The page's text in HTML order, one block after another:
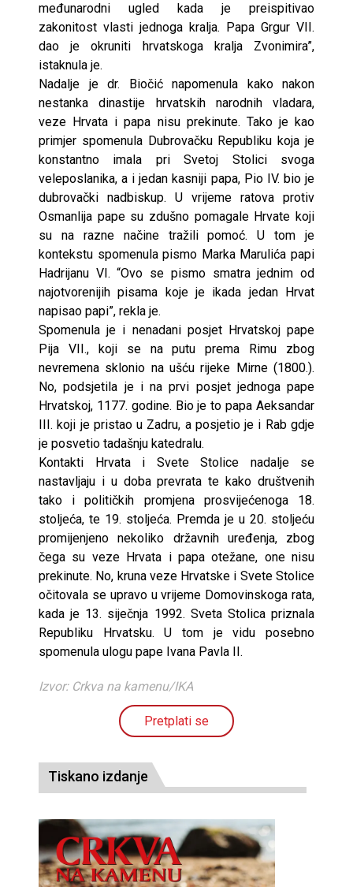
međunarodni ugled kada je preispitivao
zakonitost vlasti jednoga kralja. Papa Grgur VII.
dao je okruniti hrvatskoga kralja Zvonimira”,
istaknula je.
Nadalje je dr. Biočić napomenula kako nakon
nestanka dinastije hrvatskih narodnih vladara,
veze Hrvata i papa nisu prekinute. Tako je kao
primjer spomenula Dubrovačku Republiku koja je
konstantno imala pri Svetoj Stolici svoga
veleposlanika, a i jedan kasniji papa, Pio IV. bio je
dubrovački nadbiskup. U vrijeme ratova protiv
Osmanlija pape su zdušno pomagale Hrvate koji
su na razne načine tražili pomoć. U tom je
kontekstu spomenula pismo Marka Marulića papi
Hadrijanu VI. “Ovo se pismo smatra jednim od
najotvorenijih pisama koje je ikada jedan Hrvat
napisao papi”, rekla je.
Spomenula je i nenadani posjet Hrvatskoj pape
Pija VII., koji se na putu prema Rimu zbog
nevremena sklonio na ušću rijeke Mirne (1800.).
No, podsjetila je i na prvi posjet jednoga pape
Hrvatskoj, 1177. godine. Bio je to papa Aeksandar
III. koji je pristao u Zadru, a posjetio je i Rab gdje
je posvetio tadašnju katedralu.
Kontakti Hrvata i Svete Stolice nadalje se
nastavljaju i u doba prevrata te kako društvenih
tako i političkih promjena prosvijećenoga 18.
stoljeća, te 19. stoljeća. Premda je u 20. stoljeću
promijenjeno nekoliko državnih uređenja, zbog
čega su veze Hrvata i papa otežane, one nisu
prekinute. No, kruna veze Hrvatske i Svete Stolice
očitovala se upravo u vrijeme Domovinskoga rata,
kada je 13. siječnja 1992. Sveta Stolica priznala
Republiku Hrvatsku. U tom je vidu posebno
spomenula ulogu pape Ivana Pavla II.
Izvor: Crkva na kamenu/IKA
Pretplati se
Tiskano izdanje